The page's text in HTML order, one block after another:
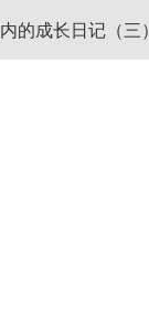
的成长日记（三）